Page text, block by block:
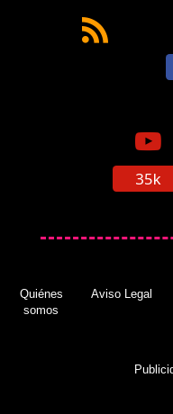
35k
Quiénes
somos
Aviso Legal